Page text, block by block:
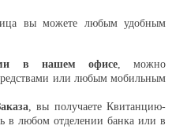
вы можете любым удобным
в нашем офисе, можно
или любым мобильным
, вы получаете Квитанцию-
в любом отделении банка или в